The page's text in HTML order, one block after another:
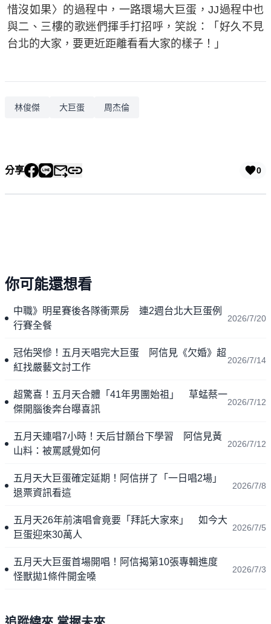
惜沒如果〉的過程中，一路環場大巨蛋，JJ過程中也
與二、三樓的歌迷們揮手打招呼，笑說：「好久不見
台北的大家，要更近距離看看大家的樣子！」
林俊傑 大巨蛋 周杰倫
分享 0
你可能還想看
中職》明星賽後各隊衝票房 連2週台北大巨蛋例
行賽全餐
2026/7/20
冠佑哭慘！五月天唱完大巨蛋 阿信見《欠婚》超
紅找嚴藝文討工作
2026/7/14
超驚喜！五月天合體「41年男團始祖」 草蜢蔡一
傑開腦後奔台曝喜訊
2026/7/12
五月天連唱7小時！天后甘願台下學習 阿信見黃
山料：被罵感覺如何
2026/7/12
五月天大巨蛋確定延期！阿信拼了「一日唱2場」
退票資訊看這
2026/7/8
五月天26年前演唱會竟要「拜託大家來」 如今大
巨蛋迎來30萬人
2026/7/5
五月天大巨蛋首場開唱！阿信揭第10張專輯進度
怪獸拋1條件開金嗓
2026/7/3